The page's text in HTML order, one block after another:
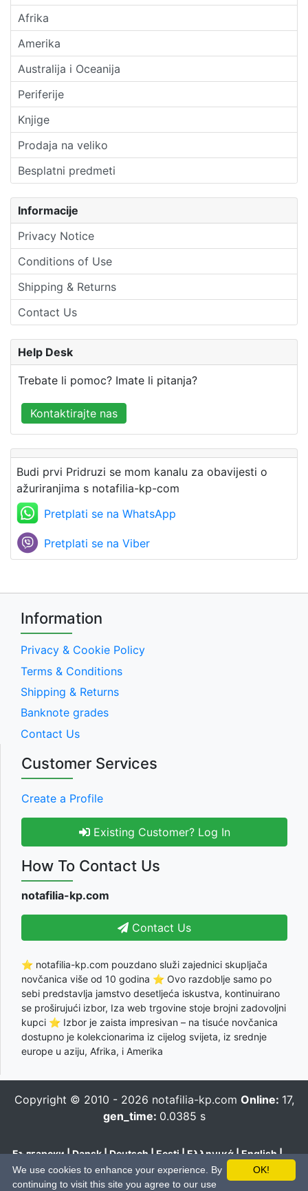
Afrika
Amerika
Australija i Oceanija
Periferije
Knjige
Prodaja na veliko
Besplatni predmeti
Informacije
Privacy Notice
Conditions of Use
Shipping & Returns
Contact Us
Help Desk
Trebate li pomoc? Imate li pitanja?
Kontaktirajte nas
Budi prvi Pridruzi se mom kanalu za obavijesti o
ažuriranjima s notafilia-kp-com
Pretplati se na WhatsApp
Pretplati se na Viber
Information
Privacy & Cookie Policy
Terms & Conditions
Shipping & Returns
Banknote grades
Contact Us
Customer Services
Create a Profile
Existing Customer? Log In
How To Contact Us
notafilia-kp.com
Contact Us
⭐ notafilia-kp.com pouzdano služi zajednici skupljača
novčanica više od 10 godina ⭐ Ovo razdoblje samo po
sebi predstavlja jamstvo desetljeća iskustva, kontinuirano
se proširujući izbor, Iza web trgovine stoje brojni zadovoljni
kupci ⭐ Izbor je zaista impresivan – na tisuće novčanica
dostupno je kolekcionarima iz cijelog svijeta, iz srednje
europe u aziju, Afrika, i Amerika
Copyright © 2010 - 2026 notafilia-kp.com Online: 17,
gen_time: 0.0385 s
Български|Dansk|Deutsch|Eesti|Ελληνικά|English|
Español|Français|Hrvatski|Italiano|Latviešu Lietuvių
Magyar|Nederlands|Polski|Português|Română|Pусский
OK!
We use cookies to enhance your experience. By
continuing to visit this site you agree to our use